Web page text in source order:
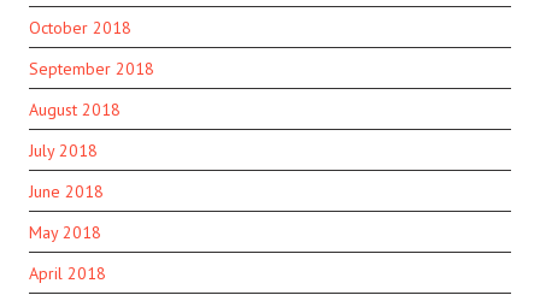
October 2018
September 2018
August 2018
July 2018
June 2018
May 2018
April 2018